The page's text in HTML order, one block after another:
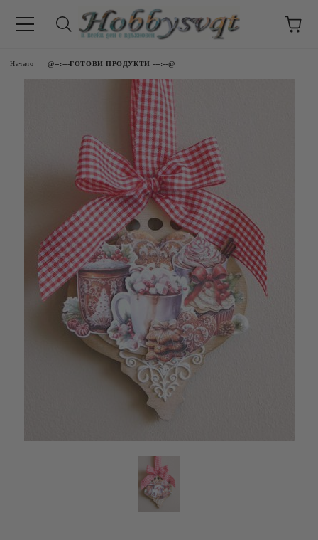
Начало @--:---ГОТОВИ ПРОДУКТИ ---:--@